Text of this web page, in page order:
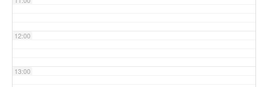
12:00
13:00